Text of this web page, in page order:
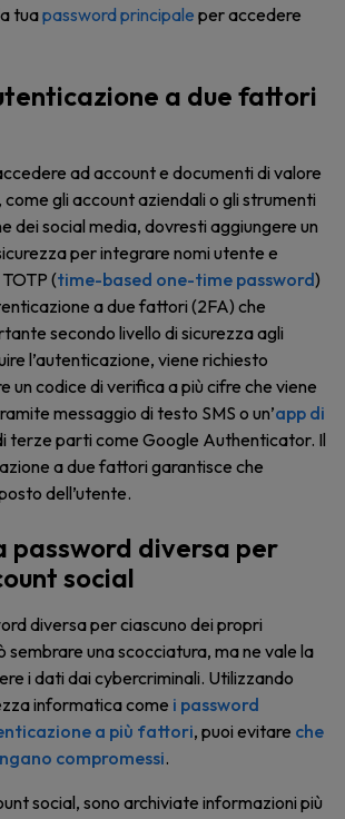
tuapassword principale per accedere
a due fattori
ad account e documenti di valore
come gli account aziendali o gli strumenti
dei social media, dovresti aggiungere un
per integrare nomi utente e
(time-based one-time password)
a due fattori (2FA) che
secondo livello di sicurezza agli
l’autenticazione, viene richiesto
un codice di verifica a più cifre che viene
messaggio di testo SMS o un’app di
terze parti come Google Authenticator. Il
a due fattori garantisce che
dell’utente.
password diversa per
social
diversa per ciascuno dei propri
sembrare una scocciatura, ma ne vale la
i dati dai cybercriminali. Utilizzando
informatica come i password
a più fattori, puoi evitare che
compromessi.
social, sono archiviate informazioni più